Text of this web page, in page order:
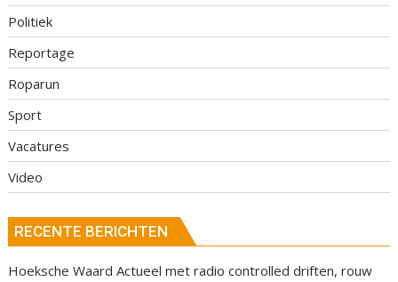
Politiek
Reportage
Roparun
Sport
Vacatures
Video
RECENTE BERICHTEN
Hoeksche Waard Actueel met radio controlled driften, rouw